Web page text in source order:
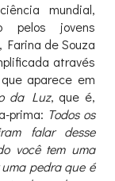
mundial,
pelos jovens
de Souza
através
aparece em
da Luz, que é,
prima: Todos os
falar desse
você tem uma
pedra que é